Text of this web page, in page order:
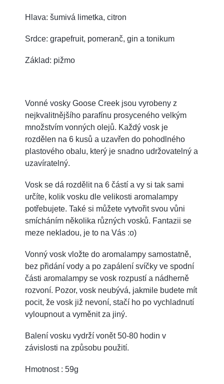
Hlava: šumivá limetka, citron
Srdce: grapefruit, pomeranč, gin a tonikum
Základ: pižmo
Vonné vosky Goose Creek jsou vyrobeny z
nejkvalitnějšího parafínu prosyceného velkým
množstvím vonných olejů. Každý vosk je
rozdělen na 6 kusů a uzavřen do pohodlného
plastového obalu, který je snadno udržovatelný a
uzavíratelný.
Vosk se dá rozdělit na 6 částí a vy si tak sami
určíte, kolik vosku dle velikosti aromalampy
potřebujete. Také si můžete vytvořit svou vůni
smícháním několika různých vosků. Fantazii se
meze nekladou, je to na Vás :o)
Vonný vosk vložte do aromalampy samostatně,
bez přidání vody a po zapálení svíčky ve spodní
části aromalampy se vosk rozpustí a nádherně
rozvoní. Pozor, vosk neubývá, jakmile budete mít
pocit, že vosk již nevoní, stačí ho po vychladnutí
vyloupnout a vyměnit za jiný.
Balení vosku vydrží vonět 50-80 hodin v
závislosti na způsobu použití.
Hmotnost : 59g